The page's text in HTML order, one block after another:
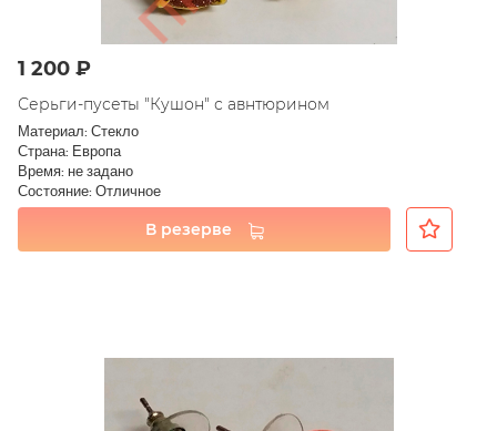
1 200 ₽
Серьги-пусеты "Кушон" с авнтюрином
Материал: Стекло
Страна: Европа
Время: не задано
Состояние: Отличное
В резерве